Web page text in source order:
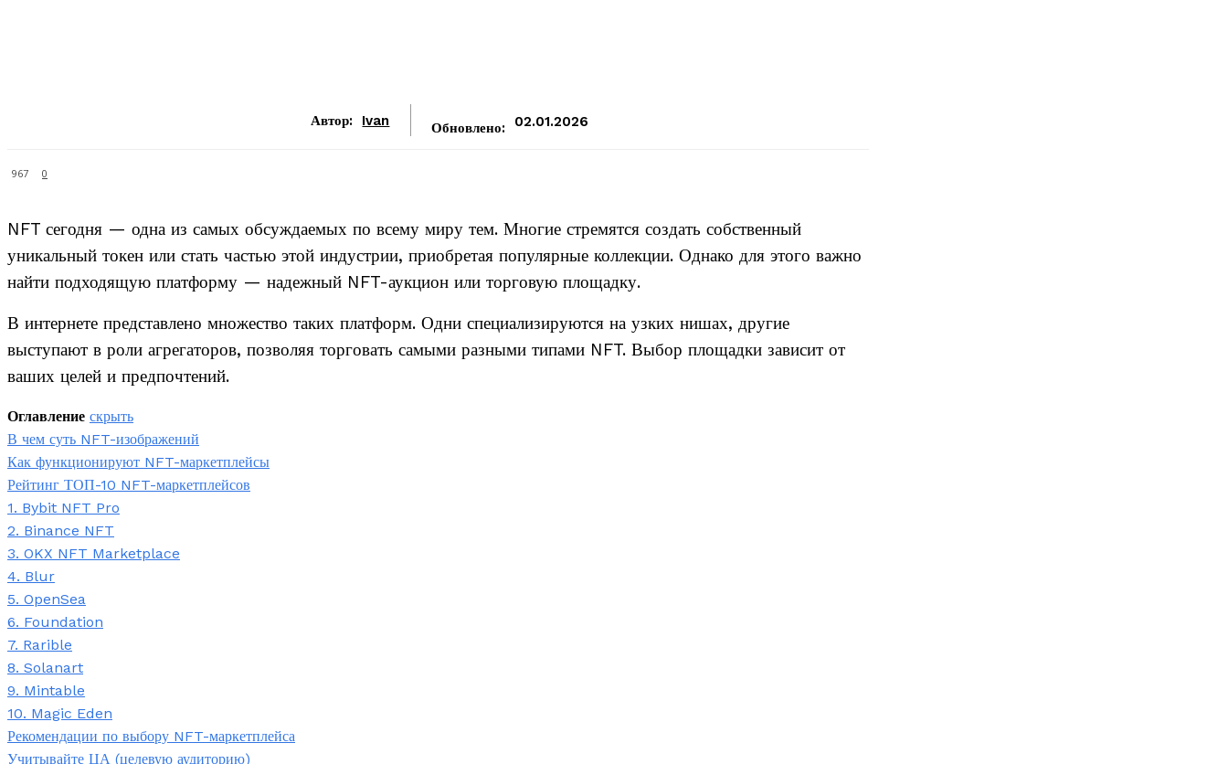
Автор: Ivan Обновлено: 02.01.2026
967 0
NFT сегодня — одна из самых обсуждаемых по всему миру тем. Многие стремятся создать собственный
уникальный токен или стать частью этой индустрии, приобретая популярные коллекции. Однако для этого важно
найти подходящую платформу — надежный NFT-аукцион или торговую площадку.
В интернете представлено множество таких платформ. Одни специализируются на узких нишах, другие
выступают в роли агрегаторов, позволяя торговать самыми разными типами NFT. Выбор площадки зависит от
ваших целей и предпочтений.
Оглавление скрыть
В чем суть NFT-изображений
Как функционируют NFT-маркетплейсы
Рейтинг ТОП-10 NFT-маркетплейсов
1. Bybit NFT Pro
2. Binance NFT
3. OKX NFT Marketplace
4. Blur
5. OpenSea
6. Foundation
7. Rarible
8. Solanart
9. Mintable
10. Magic Eden
Рекомендации по выбору NFT-маркетплейса
Учитывайте ЦА (целевую аудиторию)